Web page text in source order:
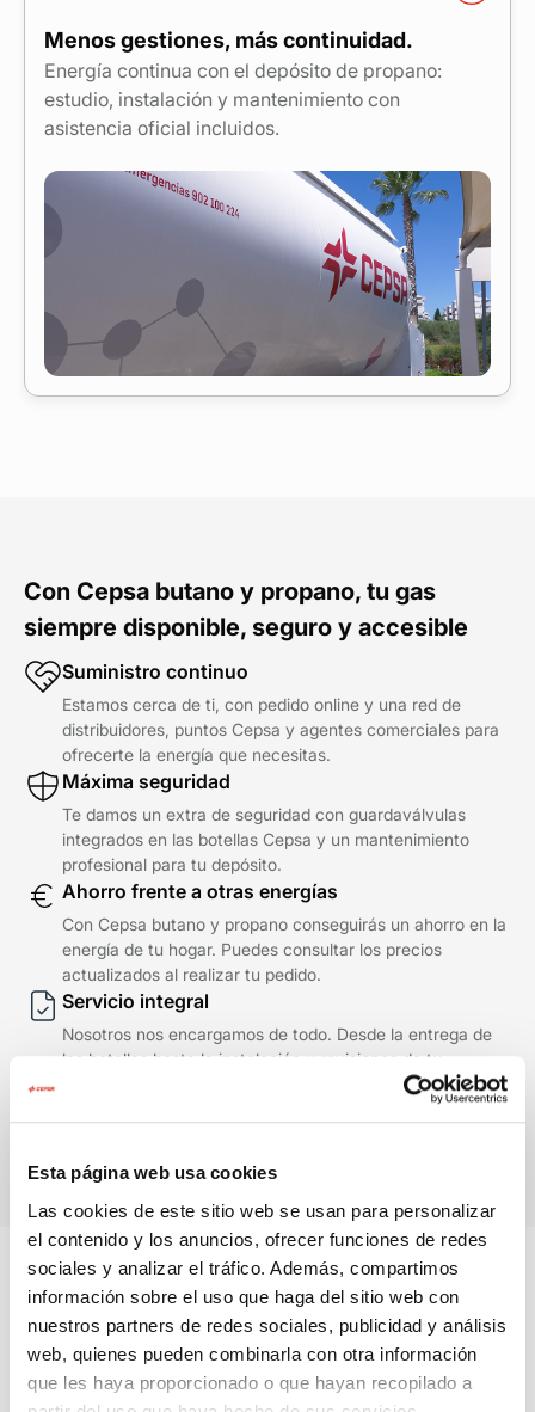
Esta página web usa cookies
Las cookies de este sitio web se usan para personalizar
el contenido y los anuncios, ofrecer funciones de redes
sociales y analizar el tráfico. Además, compartimos
información sobre el uso que haga del sitio web con
nuestros partners de redes sociales, publicidad y análisis
web, quienes pueden combinarla con otra información
que les haya proporcionado o que hayan recopilado a
Menos gestiones, más continuidad.
Energía continua con el depósito de propano:
estudio, instalación y mantenimiento con
asistencia oficial incluidos.
Con Cepsa butano y propano, tu gas
siempre disponible, seguro y accesible
Suministro continuo
Estamos cerca de ti, con pedido online y una red de
distribuidores, puntos Cepsa y agentes comerciales para
ofrecerte la energía que necesitas.
Máxima seguridad
Te damos un extra de seguridad con guardaválvulas
integrados en las botellas Cepsa y un mantenimiento
profesional para tu depósito.
Ahorro frente a otras energías
Con Cepsa butano y propano conseguirás un ahorro en la
energía de tu hogar. Puedes consultar los precios
actualizados al realizar tu pedido.
Servicio integral
Nosotros nos encargamos de todo. Desde la entrega de
las botellas hasta la instalación y revisiones de tu
depósito, para que tú solo pienses en disfrutar de la
INSTALACIÓN Y REVISIÓN OFICIAL CEPSA
Seguridad y mantenimiento, sin
preocupaciones